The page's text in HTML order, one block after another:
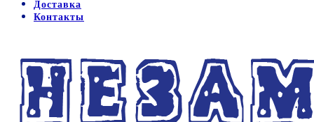
Доставка
Контакты